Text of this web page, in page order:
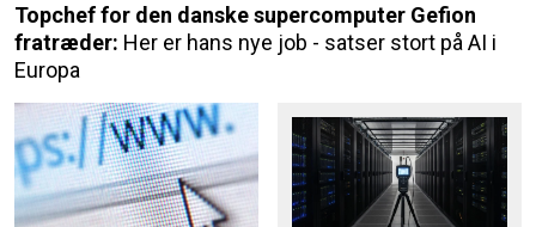
Topchef for den danske supercomputer Gefion
fratræder: Her er hans nye job - satser stort på AI i
Europa